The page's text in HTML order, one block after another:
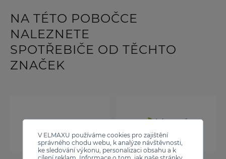
V ELMAXU používáme cookies pro zajištění
správného chodu webu, k analýze návštěvnosti,
ke sledování výkonu, personalizaci obsahu a k
cílení reklam. Informace o tom, jak naše stránky
NA TÉTO POBOČCE
NALEZNETE
SPOTŘEBIČE OD TĚCHTO
ZNAČEK